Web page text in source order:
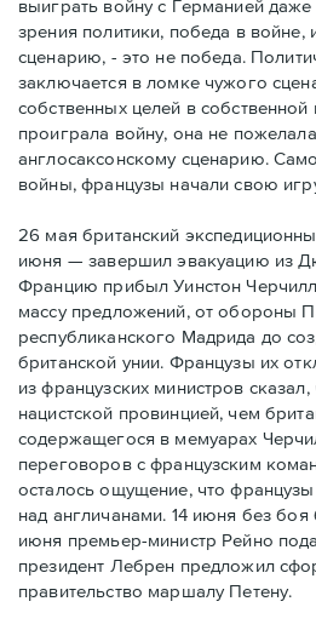
выиграть войну с Германией
зрения политики, победа в
сценарию, - это не победа.
заключается в ломке чужого
собственных целей в
проиграла войну, она не
англосаксонскому сценарию.
войны, французы начали свою
26 мая британский
июня — завершил эвакуацию из
Францию прибыл Уинстон
массу предложений, от обороны
республиканского Мадрида до
британской унии. Французы их
из французских министров
нацистской провинцией, чем
содержащегося в мемуарах
переговоров с французским
осталось ощущение, что
над англичанами. 14 июня без
июня премьер-министр Рейно
президент Лебрен предложил
правительство маршалу Петену.